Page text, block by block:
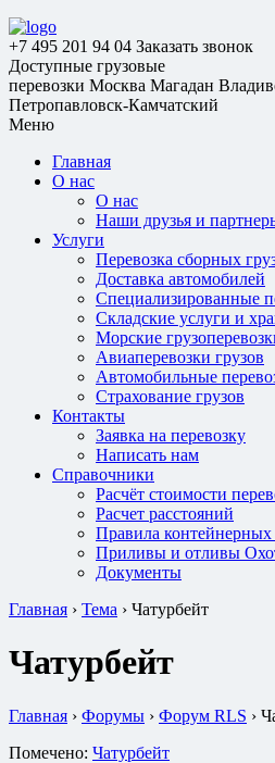
+7 495 201 94 04 Заказать звонок
Доступные грузовые
перевозки Москва Магадан
Петропавловск-Камчатский
Меню
Главная
О нас
О нас
Наши друзья и
Услуги
Перевозка сборных
Доставка автомобилей
Специализированные
Складские услуги и
Морские
Авиаперевозки грузов
Автомобильные
Страхование грузов
Контакты
Заявка на перевозку
Написать нам
Справочники
Расчёт стоимости
Расчет расстояний
Правила контейнерных
Приливы и отливы
Документы
Главная › Тема › Чатурбейт
Чатурбейт
Главная › Форумы › Форум RLS ›
Помечено: Чатурбейт